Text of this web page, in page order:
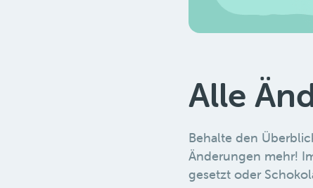
Alle
Behalte den
Änderungen mehr!
gesetzt oder